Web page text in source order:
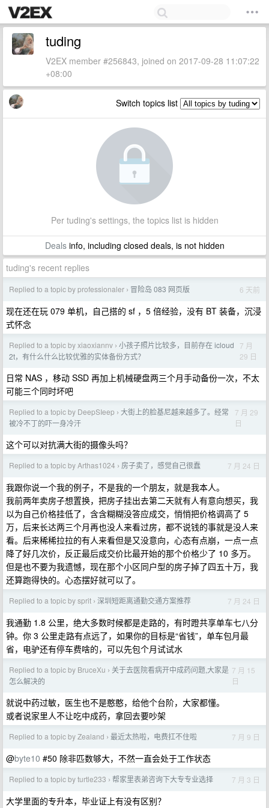
tuding
V2EX member #256843, joined on 2017-09-28 11:07:22
+08:00
Switch topics list
Per tuding's settings, the topics list is hidden
Dealsinfo, including closed deals, is not hidden
tuding's recent replies
Replied to a topic by professionaler › 冒险岛 083 网页版 6 天前
现在还在玩 079 单机，自己搭的 sf ，5 倍经验，没有 BT 装备，沉浸
式怀念
Replied to a topic by xiaoxiannv › 小孩子照片比较多，目前存在 icloud
2t，有什么什么比较优雅的实体备份方式？
7 月
29 日
日常 NAS ，移动 SSD 再加上机械硬盘两三个月手动备份一次，不太
可能三个同时坏吧
Replied to a topic by DeepSIeep › 大街上的脸基尼越来越多了。经常
被冷不丁的吓一身冷汗
7 月 29
日
这个可以对抗满大街的摄像头吗？
Replied to a topic by Arthas1024 › 房子卖了，感觉自己很蠢 7 月 24 日
我跟你说一个我的例子，不是我的一个朋友，就是我本人。
我前两年卖房子想置换，把房子挂出去第二天就有人有意向想买，我
以为自己价格挂低了，含含糊糊没答应成交，悄悄把价格调高了 5
万，后来长达两三个月再也没人来看过房，都不说钱的事就是没人来
看。后来稀稀拉拉的有人来看但是又没意向，心态有点崩，一点一点
降了好几次价，反正最后成交价比最开始的那个价格少了 10 多万。
但是也不要为我遗憾，现在那个小区同户型的房子掉了四五十万，我
还算跑得快的。心态摆好就可以了。
Replied to a topic by sprit › 深圳短距离通勤交通方案推荐 7 月 24 日
我通勤 1.8 公里，绝大多数时候都是走路的，有时蹬共享单车七八分
钟。你 3 公里走路有点远了，如果你的目标是“省钱”，单车包月最
省，电驴还有停车费啥的，可以先包个月试试水
Replied to a topic by BruceXu › 关于去医院看病开中成药问题,大家是
怎么解决的
7 月 15
日
就说中药过敏，医生也不是憨憨，给他个台阶，大家都懂。
或者说家里人不让吃中成药，拿回去要吵架
Replied to a topic by Zealand › 最近太热啦，电费扛不住啦 7 月 9 日
@byte10 #50 除非匹数够大，不然一直会处于工作状态
Replied to a topic by turtle233 › 帮家里表弟咨询下大专专业选择 7 月 3 日
大学里面的专升本，毕业证上有没有区别？